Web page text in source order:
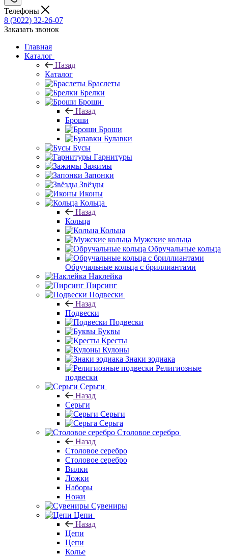
Телефоны
8 (3022) 32-26-07
Заказать звонок
Главная
Каталог
Назад
Каталог
Браслеты
Брелки
Броши
Назад
Броши
Броши
Булавки
Бусы
Гарнитуры
Зажимы
Запонки
Звёзды
Иконы
Кольца
Назад
Кольца
Кольца
Мужские кольца
Обручальные кольца
Обручальные кольца с бриллиантами
Наклейка
Пирсинг
Подвески
Назад
Подвески
Подвески
Буквы
Кресты
Кулоны
Знаки зодиака
Религиозные
подвески
Серьги
Назад
Серьги
Серьги
Серьга
Столовое серебро
Назад
Столовое серебро
Столовое серебро
Вилки
Ложки
Наборы
Ножи
Сувениры
Цепи
Назад
Цепи
Цепи
Колье